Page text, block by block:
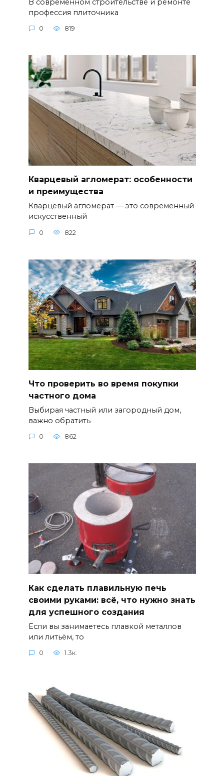
профессия плиточника
0 819
Кварцевый агломерат: особенности
и преимущества
Кварцевый агломерат — это современный
искусственный
0 822
Что проверить во время покупки
частного дома
Выбирая частный или загородный дом,
важно обратить
0 862
Как сделать плавильную печь
своими руками: всё, что нужно знать
для успешного создания
Если вы занимаетесь плавкой металлов
или литьём, то
0 1.3к.